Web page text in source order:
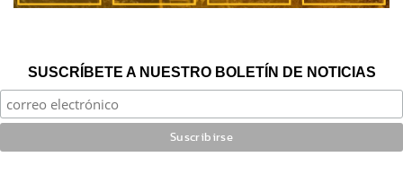
SUSCRÍBETE A NUESTRO BOLETÍN DE NOTICIAS